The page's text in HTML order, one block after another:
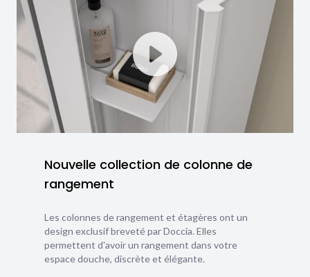
Nouvelle collection de colonne de
rangement
Les colonnes de rangement et étagères ont un
design exclusif breveté par Doccia. Elles
permettent d'avoir un rangement dans votre
espace douche, discrète et élégante.